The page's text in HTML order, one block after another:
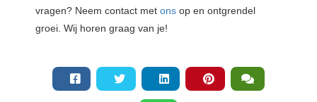
vragen? Neem contact met ons op en ontgrendel
groei. Wij horen graag van je!